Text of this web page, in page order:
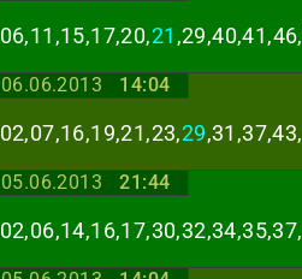
06,11,15,17,20,21 ,29,40,41,46,
06.06.2013 14:04
02,07,16,19,21,23,29,31,37,43,
05.06.2013 21:44
02,06,14,16,17,30,32,34,35,37,